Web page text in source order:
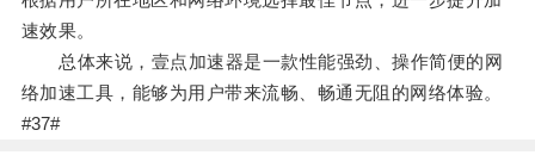
速效果。
总体来说，壹点加速器是一款性能强劲、操作简便的网
络加速工具，能够为用户带来流畅、畅通无阻的网络体验。
#37#